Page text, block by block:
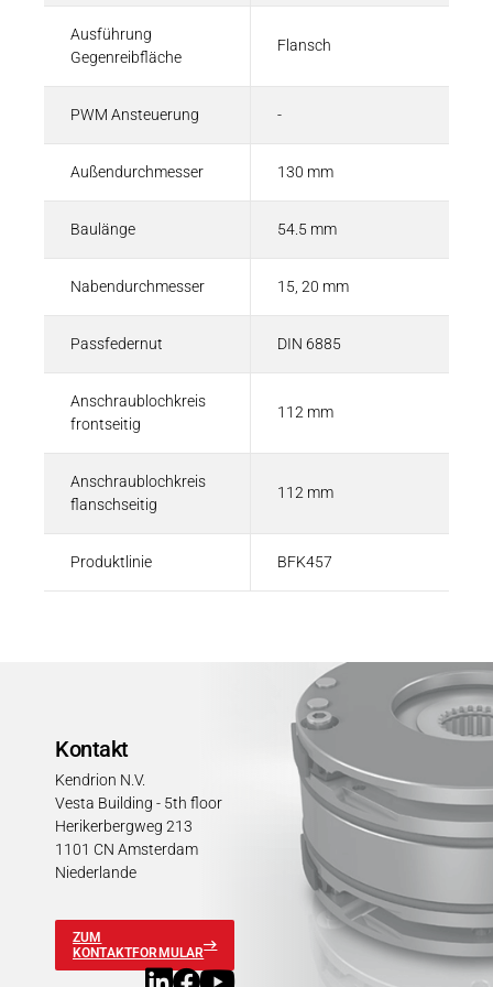
Ausführung
Gegenreibfläche
Flansch
PWM Ansteuerung -
Außendurchmesser 130 mm
Baulänge 54.5 mm
Nabendurchmesser 15, 20 mm
Passfedernut DIN 6885
Anschraublochkreis
frontseitig
112 mm
Anschraublochkreis
flanschseitig
112 mm
Produktlinie BFK457
Kontakt
Kendrion N.V.
Vesta Building - 5th floor
Herikerbergweg 213
1101 CN Amsterdam
Niederlande
ZUM
KONTAKTFORMULAR